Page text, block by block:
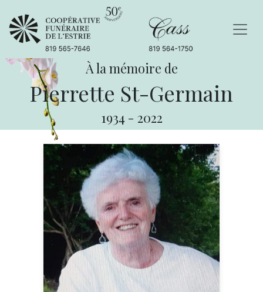
À la mémoire de
Pierrette St-Germain
1934 - 2022